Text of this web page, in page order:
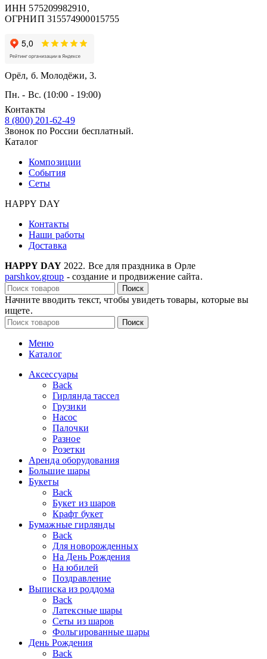
ИНН 575209982910,
ОГРНИП 315574900015755
Орёл, б. Молодёжи, 3.
Пн. - Вс. (10:00 - 19:00)
Контакты
8 (800) 201-62-49
Звонок по России бесплатный.
Каталог
Композиции
События
Сеты
HAPPY DAY
Контакты
Наши работы
Доставка
HAPPY DAY 2022. Все для праздника в Орле
parshkov.group - создание и продвижение сайта.
Поиск
Начните вводить текст, чтобы увидеть товары, которые вы
ищете.
Поиск
Меню
Каталог
Аксессуары
Back
Гирлянда тассел
Грузики
Насос
Палочки
Разное
Розетки
Аренда оборудования
Большие шары
Букеты
Back
Букет из шаров
Крафт букет
Бумажные гирлянды
Back
Для новорожденных
На День Рождения
На юбилей
Поздравление
Выписка из роддома
Back
Латексные шары
Сеты из шаров
Фольгированные шары
День Рождения
Back